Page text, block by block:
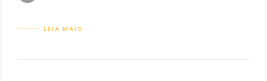
LEIA MAIS